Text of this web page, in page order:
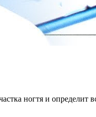
ногтя и определит